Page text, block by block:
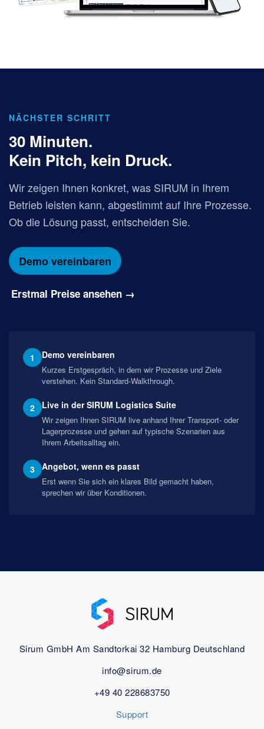
NÄCHSTER SCHRITT
30 Minuten.
Kein Pitch, kein Druck.
Wir zeigen Ihnen konkret, was SIRUM in Ihrem
Betrieb leisten kann, abgestimmt auf Ihre Prozesse.
Ob die Lösung passt, entscheiden Sie.
Demo vereinbaren
Erstmal Preise ansehen →
1 Demo vereinbaren
Kurzes Erstgespräch, in dem wir Prozesse und Ziele
verstehen. Kein Standard-Walkthrough.
2 Live in der SIRUM Logistics Suite
Wir zeigen Ihnen SIRUM live anhand Ihrer Transport- oder
Lagerprozesse und gehen auf typische Szenarien aus
Ihrem Arbeitsalltag ein.
3 Angebot, wenn es passt
Erst wenn Sie sich ein klares Bild gemacht haben,
sprechen wir über Konditionen.
Sirum GmbH Am Sandtorkai 32 Hamburg Deutschland
info@sirum.de
+49 40 228683750
Support